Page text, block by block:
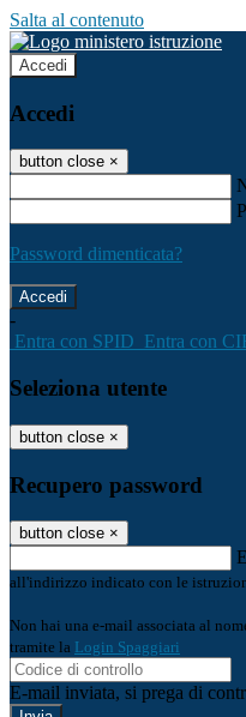
Salta al contenuto
Accedi
Accedi
button close ×
Password dimenticata?
-
Entra con SPID Entra con
Seleziona utente
button close ×
Recupero password
button close ×
all'indirizzo indicato con le
Non hai una e-mail associata al
tramite la Login Spaggiari
E-mail inviata, si prega di